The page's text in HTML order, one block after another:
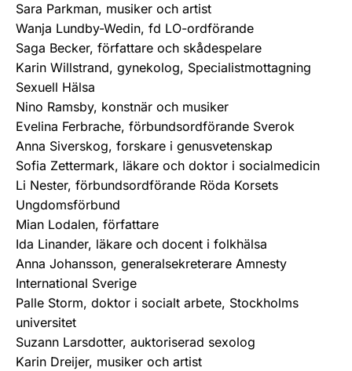
Sara Parkman, musiker och artist
Wanja Lundby-Wedin, fd LO-ordförande
Saga Becker, författare och skådespelare
Karin Willstrand, gynekolog, Specialistmottagning
Sexuell Hälsa
Nino Ramsby, konstnär och musiker
Evelina Ferbrache, förbundsordförande Sverok
Anna Siverskog, forskare i genusvetenskap
Sofia Zettermark, läkare och doktor i socialmedicin
Li Nester, förbundsordförande Röda Korsets
Ungdomsförbund
Mian Lodalen, författare
Ida Linander, läkare och docent i folkhälsa
Anna Johansson, generalsekreterare Amnesty
International Sverige
Palle Storm, doktor i socialt arbete, Stockholms
universitet
Suzann Larsdotter, auktoriserad sexolog
Karin Dreijer, musiker och artist